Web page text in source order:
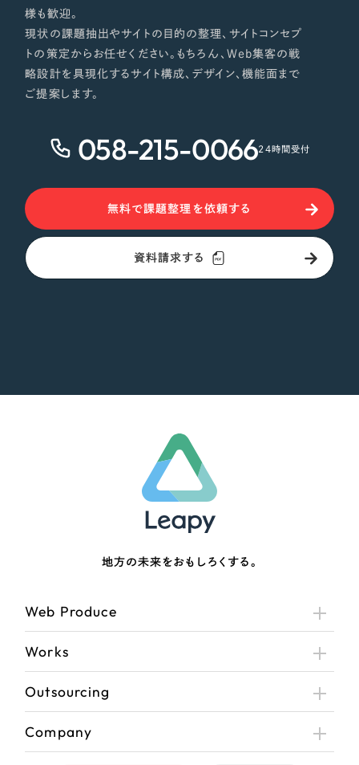
イエロー・黄色
ブルー・青色
パープル・紫色
様も歓迎。
現状の課題抽出やサイトの目的の整理、サイトコンセプ
トの策定からお任せください。もちろん、Web集客の戦
略設計を具現化するサイト構成、デザイン、機能面まで
ご提案します。
058-215-006624時間受付
無料で課題整理を依頼する
資料請求する
地方の未来をおもしろくする。
Web Produce
Works
Outsourcing
Company